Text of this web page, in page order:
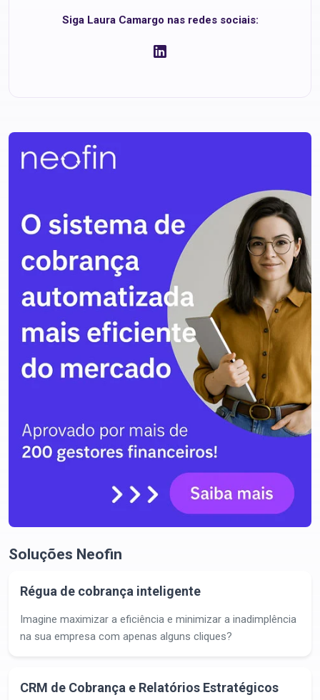
Siga Laura Camargo nas redes sociais:
Soluções Neofin
Régua de cobrança inteligente
Imagine maximizar a eficiência e minimizar a inadimplência
na sua empresa com apenas alguns cliques?
CRM de Cobrança e Relatórios Estratégicos